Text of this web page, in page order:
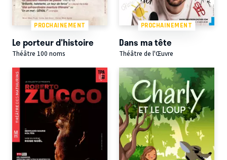
PROCHAINEMENT
Le porteur d'histoire
Théâtre 100 noms
PROCHAINEMENT
Dans ma tête
Théâtre de l'Œuvre